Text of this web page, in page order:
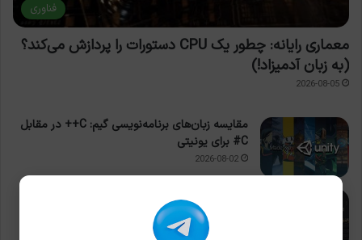
فناوری
معماری رایانه: چطور یک CPU دستورات را پردازش می‌کند؟
(به زبان آدمیزاد!)
2026-08-05
مقایسه زبان‌های برنامه‌نویسی گیم: C++ در مقابل
C# برای یونیتی
2026-08-02
راهنمای کامل نرم‌افزارهای رایگان و متن‌باز برای
ویرایش ویدیو و عکس
2026-07-31